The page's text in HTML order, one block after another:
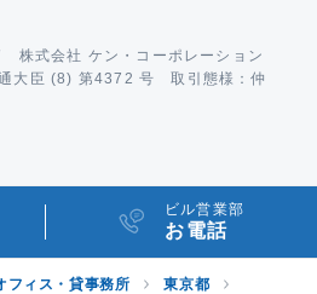
株式会社 ケン・コーポレーション
大臣 (8) 第4372 号 取引態様：仲
ビル営業部
お電話
フィス・貸事務所 東京都